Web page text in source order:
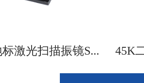
激光扫描振镜S... 45K